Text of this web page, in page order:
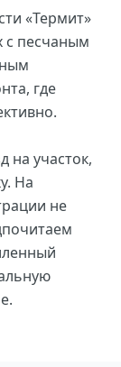
«Термит»
с песчаным
где
на участок,
На
не